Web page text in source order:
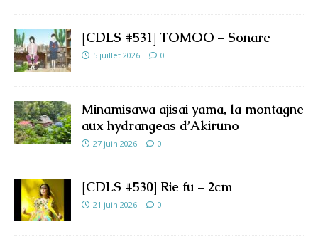
[CDLS #531] TOMOO – Sonare
5 juillet 2026 0
Minamisawa ajisai yama, la montagne
aux hydrangeas d’Akiruno
27 juin 2026 0
[CDLS #530] Rie fu – 2cm
21 juin 2026 0